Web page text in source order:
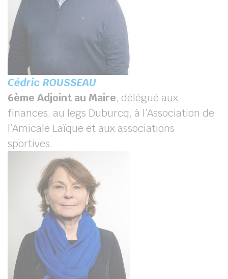
Cédric ROUSSEAU
6ème Adjoint au Maire, délégué aux
finances, au legs Duburcq, à l’Association de
l’Amicale Laïque et aux associations
sportives.